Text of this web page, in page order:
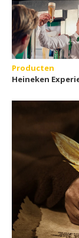
Producten
Heineken